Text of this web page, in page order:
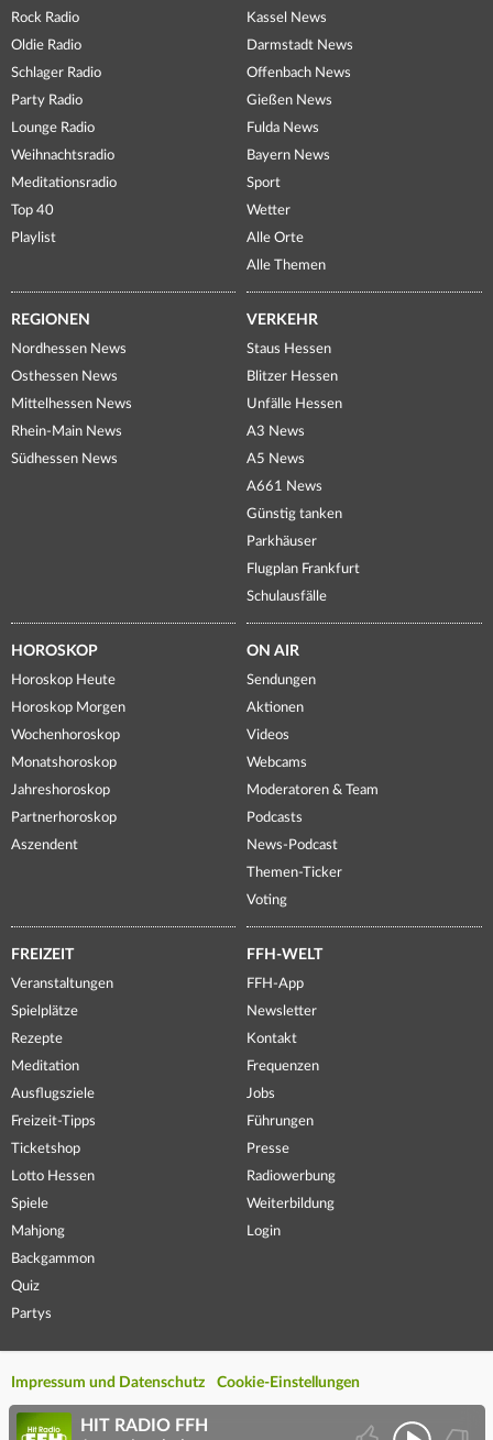
Rock Radio
Oldie Radio
Schlager Radio
Party Radio
Lounge Radio
Weihnachtsradio
Meditationsradio
Top 40
Playlist
Kassel News
Darmstadt News
Offenbach News
Gießen News
Fulda News
Bayern News
Sport
Wetter
Alle Orte
Alle Themen
REGIONEN
Nordhessen News
Osthessen News
Mittelhessen News
Rhein-Main News
Südhessen News
VERKEHR
Staus Hessen
Blitzer Hessen
Unfälle Hessen
A3 News
A5 News
A661 News
Günstig tanken
Parkhäuser
Flugplan Frankfurt
Schulausfälle
HOROSKOP
Horoskop Heute
Horoskop Morgen
Wochenhoroskop
Monatshoroskop
Jahreshoroskop
Partnerhoroskop
Aszendent
ON AIR
Sendungen
Aktionen
Videos
Webcams
Moderatoren & Team
Podcasts
News-Podcast
Themen-Ticker
Voting
FREIZEIT
Veranstaltungen
Spielplätze
Rezepte
Meditation
Ausflugsziele
Freizeit-Tipps
Ticketshop
Lotto Hessen
Spiele
Mahjong
Backgammon
Quiz
Partys
FFH-WELT
FFH-App
Newsletter
Kontakt
Frequenzen
Jobs
Führungen
Presse
Radiowerbung
Weiterbildung
Login
Impressum und Datenschutz Cookie-Einstellungen
HIT RADIO FFH